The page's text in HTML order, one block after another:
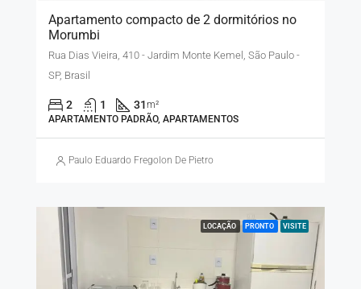
Apartamento compacto de 2 dormitórios no
Morumbi
Rua Dias Vieira, 410 - Jardim Monte Kemel, São Paulo -
SP, Brasil
2 1 31m²
APARTAMENTO PADRÃO, APARTAMENTOS
Paulo Eduardo Fregolon De Pietro
LOCAÇÃO PRONTO VISITE